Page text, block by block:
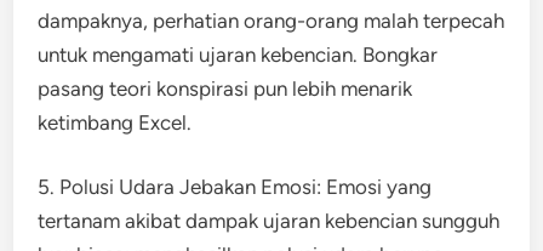
dampaknya, perhatian orang-orang malah terpecah
untuk mengamati ujaran kebencian. Bongkar
pasang teori konspirasi pun lebih menarik
ketimbang Excel.
5. Polusi Udara Jebakan Emosi: Emosi yang
tertanam akibat dampak ujaran kebencian sungguh